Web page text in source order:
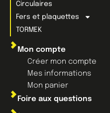
Circulaires
Fers et plaquettes
TORMEK
Mon compte
Créer mon compte
Mes informations
Mon panier
Foire aux questions